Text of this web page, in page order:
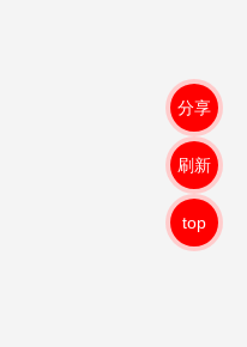
分享
刷新
top